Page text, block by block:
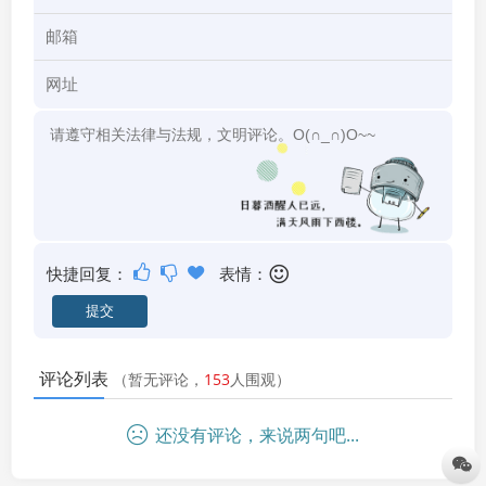
快捷回复： 表情：
评论列表 （暂无评论， 153人围观）
还没有评论，来说两句吧...